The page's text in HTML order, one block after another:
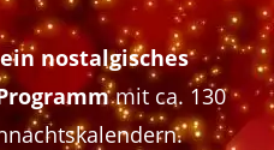
ein nostalgisches
mit ca. 130